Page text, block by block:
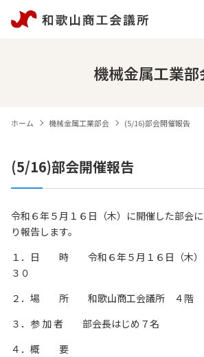
機械金属工業部
ホーム 機械金属工業部会 (5/16)部会開催報告
(5/16)部会開催報告
令和６年５月１６日（木）に開催した部会
り報告します。
１．日 時 令和６年５月１６日（木）
３０
２．場 所 和歌山商工会議所 ４階
３．参 加 者 部会長はじめ７名
４．概 要
ホーム
経営サポート
検定試験
個人情報保護方針
情報セキュリティ基本方針
サイトマップ